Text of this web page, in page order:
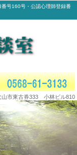
号160号・公認心理師登録番
山市東古券333 小林ビル810